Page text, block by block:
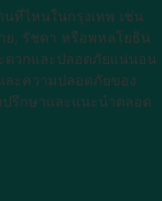
ที่ไหนในกรุงเทพ เช่น
ย, รัชดา หรือพหลโยธิน
ดวกและปลอดภัยแน่นอน
ละความปลอดภัยของ
รึกษาและแนะนำตลอด